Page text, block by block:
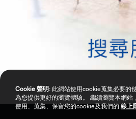
Cookie 聲明 : 此網站使用cookie蒐集必要的
為您提供更好的瀏覽體驗。 繼續瀏覽本網
使用、蒐集、保留您的cookie及我們的 線上